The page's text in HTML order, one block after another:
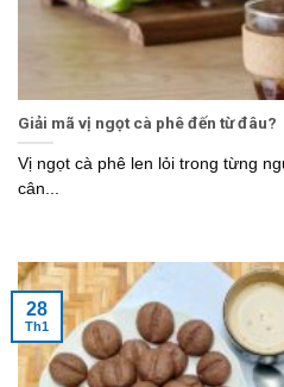
Giải mã vị ngọt cà phê đến từ đâu?
Vị ngọt cà phê len lỏi trong từng
cân...
28
Th1